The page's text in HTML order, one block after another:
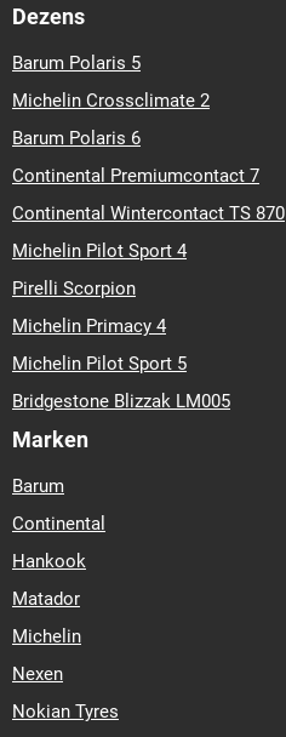
Dezens
Barum Polaris 5
Michelin Crossclimate 2
Barum Polaris 6
Continental Premiumcontact 7
Continental Wintercontact TS 870
Michelin Pilot Sport 4
Pirelli Scorpion
Michelin Primacy 4
Michelin Pilot Sport 5
Bridgestone Blizzak LM005
Marken
Barum
Continental
Hankook
Matador
Michelin
Nexen
Nokian Tyres